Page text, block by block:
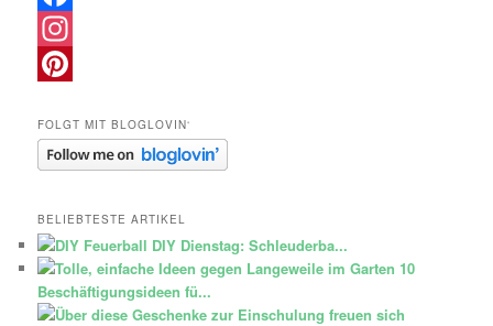
Facebook
Instagram
FOLGT MIT BLOGLOVIN‘
BELIEBTESTE ARTIKEL
DIY Dienstag: Schleuderba...
10
Beschäftigungsideen fü...